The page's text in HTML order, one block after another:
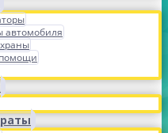
автомобиля